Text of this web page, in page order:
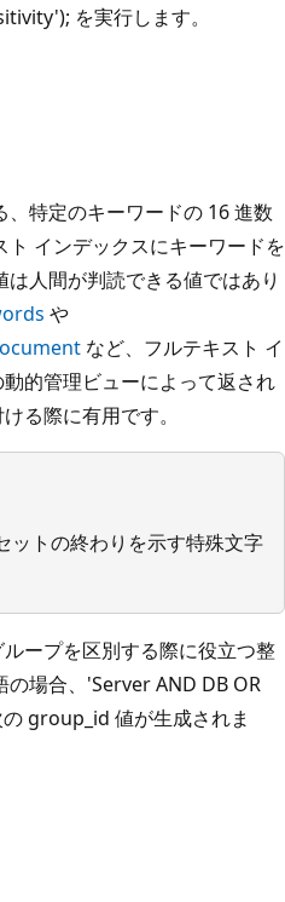
を実行します。
特定のキーワードの 16 進数
インデックスにキーワードを
人間が判読できる値ではあり
や
など、フルテキスト イ
的管理ビューによって返され
る際に有用です。
ットの終わりを示す特殊文字
ープを区別する際に役立つ整
場合、'Server AND DB OR
の group_id 値が生成されま